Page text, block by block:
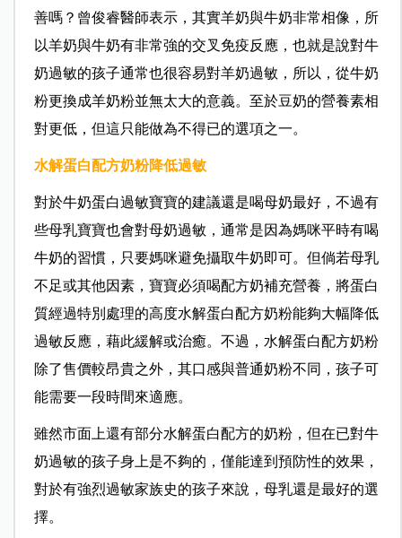
善嗎？曾俊睿醫師表示，其實羊奶與牛奶非常相像，所
以羊奶與牛奶有非常強的交叉免疫反應，也就是說對牛
奶過敏的孩子通常也很容易對羊奶過敏，所以，從牛奶
粉更換成羊奶粉並無太大的意義。至於豆奶的營養素相
對更低，但這只能做為不得已的選項之一。
水解蛋白配方奶粉降低過敏
對於牛奶蛋白過敏寶寶的建議還是喝母奶最好，不過有
些母乳寶寶也會對母奶過敏，通常是因為媽咪平時有喝
牛奶的習慣，只要媽咪避免攝取牛奶即可。但倘若母乳
不足或其他因素，寶寶必須喝配方奶補充營養，將蛋白
質經過特別處理的高度水解蛋白配方奶粉能夠大幅降低
過敏反應，藉此緩解或治癒。不過，水解蛋白配方奶粉
除了售價較昂貴之外，其口感與普通奶粉不同，孩子可
能需要一段時間來適應。
雖然市面上還有部分水解蛋白配方的奶粉，但在已對牛
奶過敏的孩子身上是不夠的，僅能達到預防性的效果，
對於有強烈過敏家族史的孩子來說，母乳還是最好的選
擇。